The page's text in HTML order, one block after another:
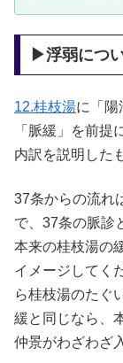
▶浮弱につ
12.桂枝湯に「陽
「脈緩」を前
内訳を説明した
37条からの流れ
で、37条の脈診
本来の桂枝湯の
イメージしてく
ら桂枝湯のたぐ
緩と同じなら、
仲景がわざわざ